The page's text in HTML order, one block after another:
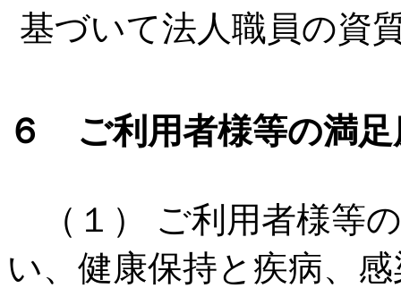
基づいて法人職員の資
６ ご利用者様等の満足
（１） ご利用者様等
い、健康保持と疾病、